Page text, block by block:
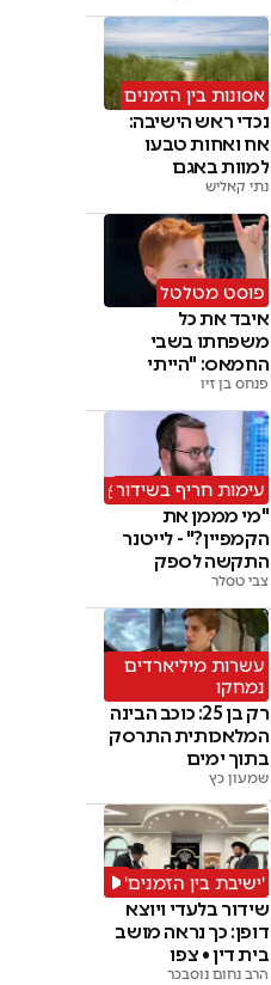
אסונות בין הזמנים
נכדי ראש הישיבה:
אח ואחות טבעו
למוות באגם
נתי קאליש
פוסט מטלטל
איבד את כל
משפחתו בשבי
החמאס: "הייתי
מוותר על החיים"
פנחס בן זיו
עימות חריף בשידור
"מי מממן את
הקמפיין?" - לייטנר
התקשה לספק
תשובות
צבי טסלר
עשרות מיליארדים
נמחקו
רק בן 25: כוכב הבינה
המלאכותית התרסק
בתוך ימים
שמעון כץ
'ישיבת בין הזמנים'
שידור בלעדי ויוצא
דופן: כך נראה מושב
בית דין • צפו
הרב נחום נוסבכר